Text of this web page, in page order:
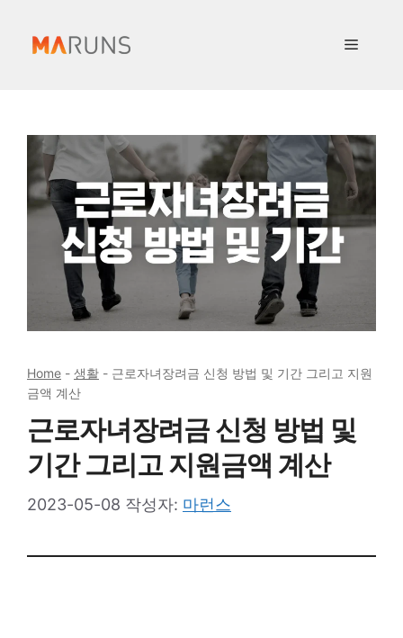
메
Home - 생활 - 근로자녀장려금 신청 방법 및 기간 그리고 지원
금액 계산
근로자녀장려금 신청 방법 및
기간 그리고 지원금액 계산
2023-05-08 작성자: 마런스